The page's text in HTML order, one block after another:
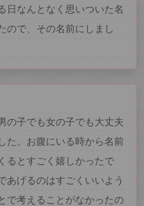
日なんとなく思いついた名
ので、その名前にしまし
の子でも女の子でも大丈夫
た。お腹にいる時から名前
るとすごく嬉しかったで
あげるのはすごくいいよう
で考えることがなかったの